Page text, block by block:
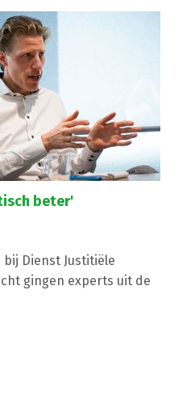
beter'
bij Dienst Justitiële
gingen experts uit de